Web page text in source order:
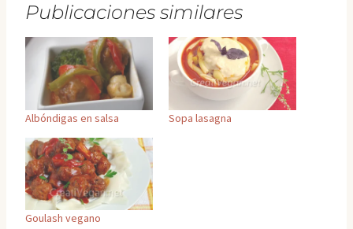
Publicaciones similares
Albóndigas en salsa Sopa lasagna
Goulash vegano